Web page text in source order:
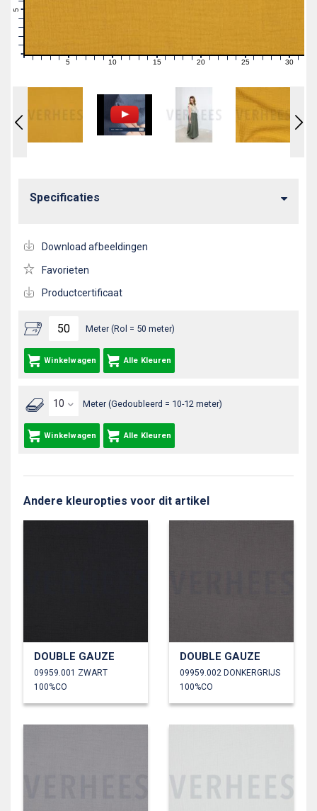
1 2 3 4 6 7 89 11121314 16171819 21222324 26272829 31
Meter (Rol = 50 meter)
Winkelwagen Alle Kleuren
Meter (Gedoubleerd = 10-12 meter)
Winkelwagen Alle Kleuren
Specificaties
Download afbeeldingen
Favorieten
Productcertificaat
Andere kleuropties voor dit artikel
DOUBLE GAUZE
09959.001 ZWART
100%CO
DOUBLE GAUZE
09959.002 DONKERGRIJS
100%CO